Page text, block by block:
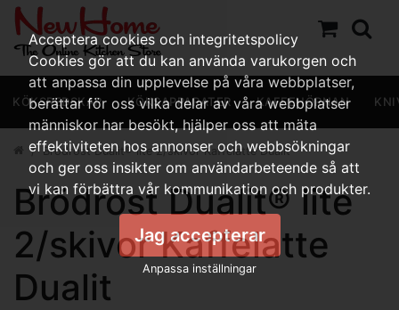
KÖKSREDSKAP KÖKSAPPARATER KAFFEHÖRNAN
Brödrost Dualit® lite 2/skivor Kaffelatte Dualit
Brödrost Dualit® lite
2/skivor Kaffelatte
Dualit
Acceptera cookies och integritetspolicy
Cookies gör att du kan använda varukorgen och
att anpassa din upplevelse på våra webbplatser,
berättar för oss vilka delar av våra webbplatser
människor har besökt, hjälper oss att mäta
effektiviteten hos annonser och webbsökningar
och ger oss insikter om användarbeteende så att
vi kan förbättra vår kommunikation och produkter.
Jag accepterar
Anpassa inställningar